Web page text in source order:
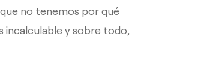
no tenemos por qué
incalculable y sobre todo,